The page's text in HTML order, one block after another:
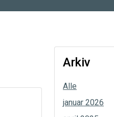
Arkiv
Alle
januar 2026